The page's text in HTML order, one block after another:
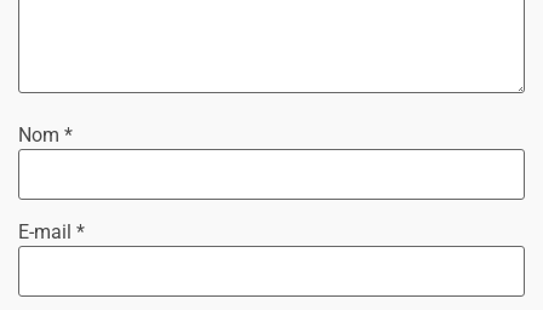
Nom *
E-mail *